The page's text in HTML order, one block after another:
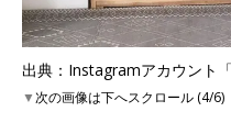
出典：Instagramアカウント
▼次の画像は下へスクロール (4/6)